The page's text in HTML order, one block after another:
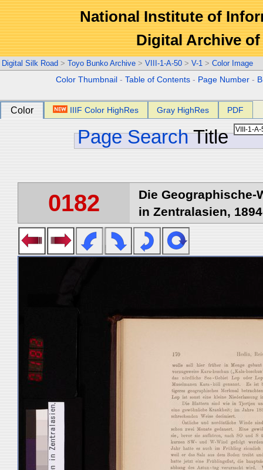
National Institute of
Digital Archive
Digital Silk Road > Toyo Bunko Archive > VIII-1-A-50 > V-1 > Color Image
Color Thumbnail -Table of Contents - Page Number -
Color IIIF Color HighRes Gray HighRes PDF
Page Search Title
0182
Die
in Zentralasien,